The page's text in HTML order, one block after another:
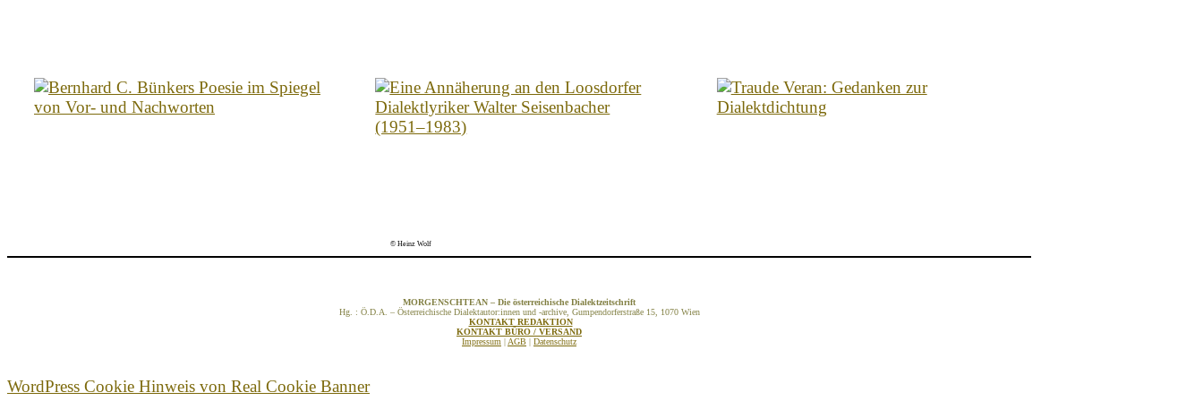
© Heinz Wolf
MORGENSCHTEAN – Die österreichische Dialektzeitschrift
Hg. : Ö.D.A. – Österreichische Dialektautor:innen und -archive, Gumpendorferstraße 15, 1070 Wien
KONTAKT REDAKTION
KONTAKT BÜRO / VERSAND
Impressum | AGB | Datenschutz
WordPress Cookie Hinweis von Real Cookie Banner